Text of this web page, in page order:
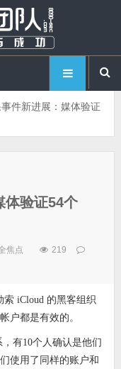
件新进展：媒体验证
体验证54个
焦点
219
iCloud 的黑客组织
户都是有效的。
有10个人确认是他们
使用了同样的账户和